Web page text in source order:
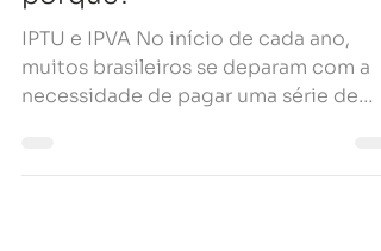
pagamos no início do ano e
porquê?
IPTU e IPVA No início de cada ano,
impostos, como o IPTU (Imposto...